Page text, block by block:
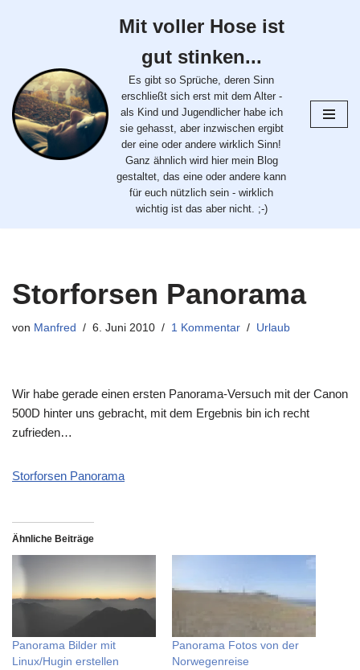
springen
Mit voller Hose ist
gut stinken...
Es gibt so Sprüche, deren Sinn
erschließt sich erst mit dem Alter -
als Kind und Jugendlicher habe ich
sie gehasst, aber inzwischen ergibt
der eine oder andere wirklich Sinn!
Ganz ähnlich wird hier mein Blog
gestaltet, das eine oder andere kann
für euch nützlich sein - wirklich
wichtig ist das aber nicht. ;-)
Storforsen Panorama
von Manfred 6. Juni 2010 1 Kommentar Urlaub
Wir habe gerade einen ersten Panorama-Versuch mit der Canon
500D hinter uns gebracht, mit dem Ergebnis bin ich recht
zufrieden…
Storforsen Panorama
Ähnliche Beiträge
Panorama Bilder mit
Linux/Hugin erstellen
Panorama Fotos von der
Norwegenreise